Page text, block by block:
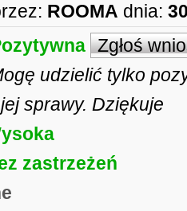
ROOMA dnia:
Zgłoś
udzielić tylko
sprawy. Dziękuje
zastrzeżeń